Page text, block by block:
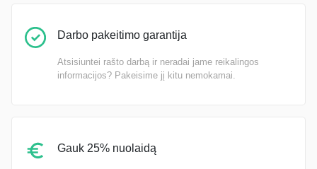
Darbo pakeitimo garantija
Atsisiuntei rašto darbą ir neradai jame reikalingos
informacijos? Pakeisime jį kitu nemokamai.
Gauk 25% nuolaidą